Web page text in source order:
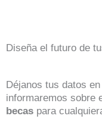
Diseña el futuro de
Déjanos tus datos
informaremos sobre
becas para